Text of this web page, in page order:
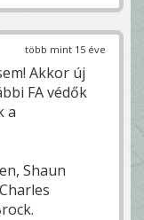
több mint 15 éve
Akkor új
FA védők
a
Shaun